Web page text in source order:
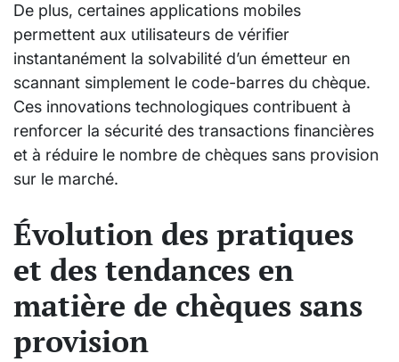
De plus, certaines applications mobiles
permettent aux utilisateurs de vérifier
instantanément la solvabilité d’un émetteur en
scannant simplement le code-barres du chèque.
Ces innovations technologiques contribuent à
renforcer la sécurité des transactions financières
et à réduire le nombre de chèques sans provision
sur le marché.
Évolution des pratiques
et des tendances en
matière de chèques sans
provision